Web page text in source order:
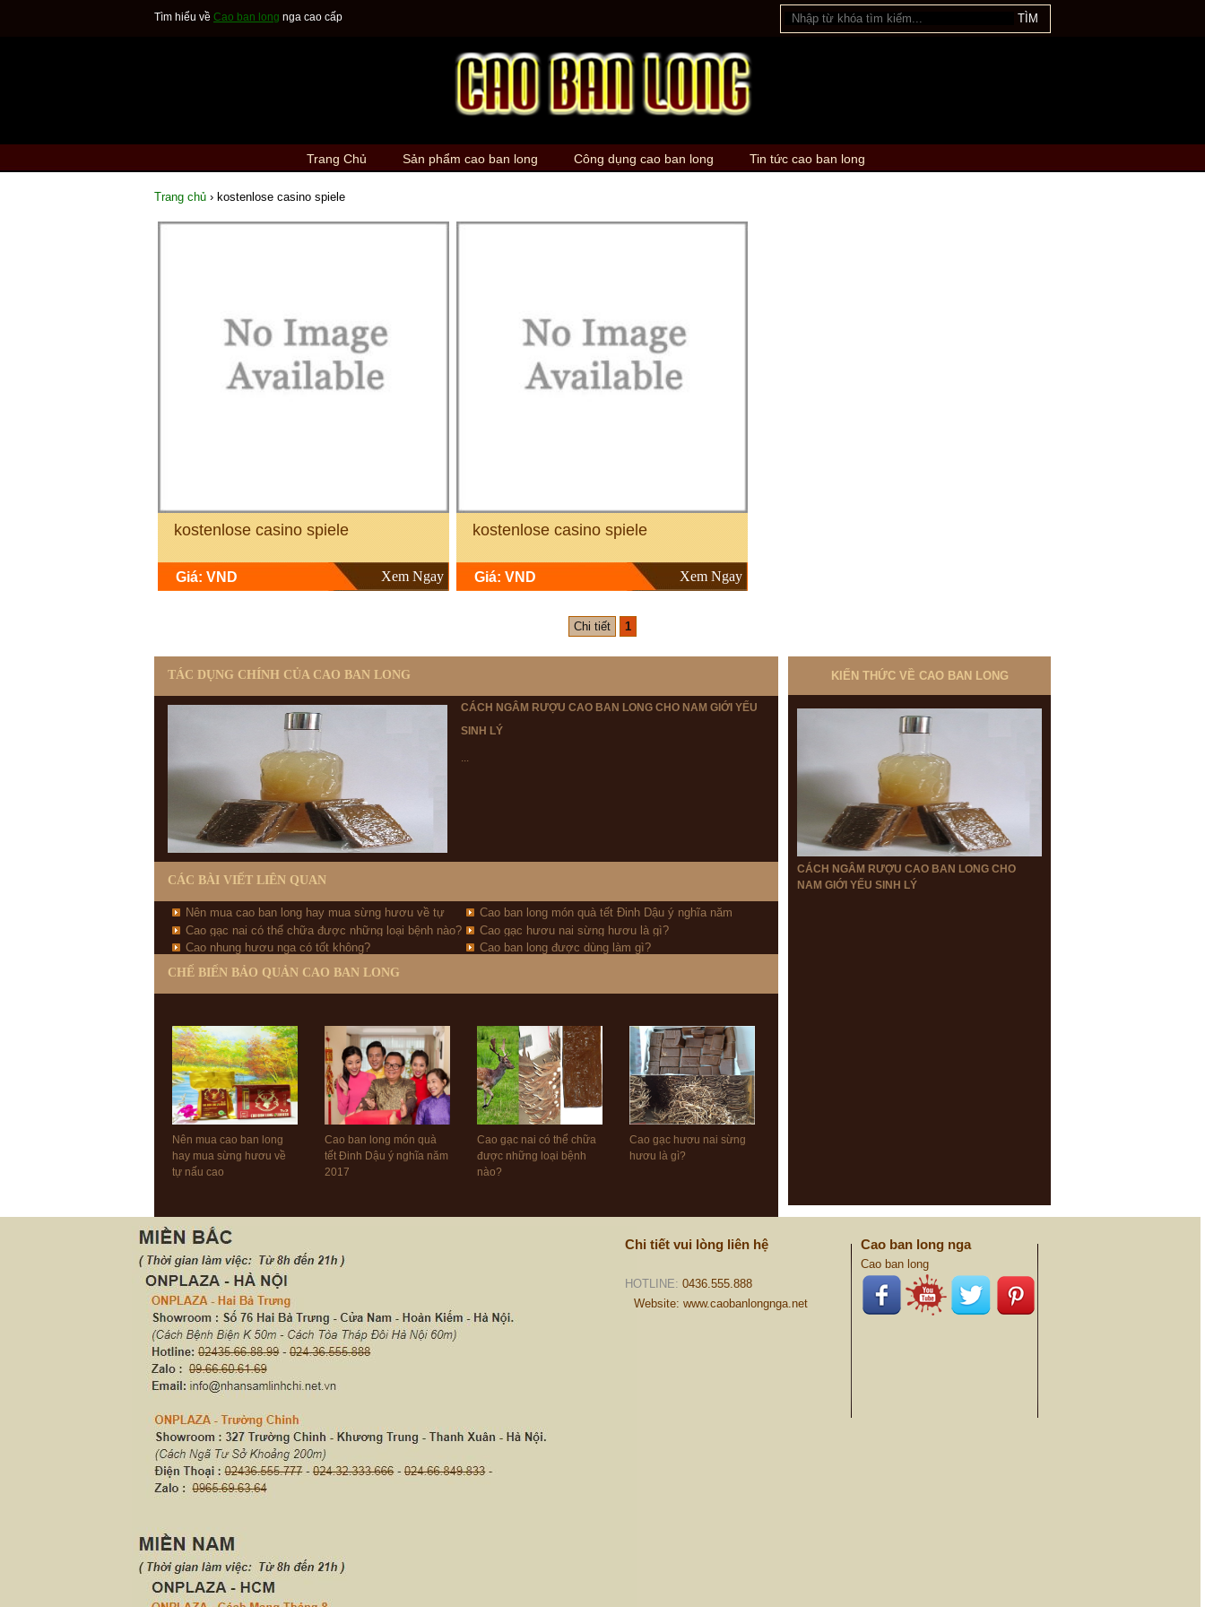
Tìm hiểu về Cao ban long nga cao cấp
Trang Chủ Sản phẩm cao ban long Công dụng cao ban long Tin tức cao ban long
Trang chủ › kostenlose casino spiele
kostenlose casino spiele
Giá: VND Xem Ngay
kostenlose casino spiele
Giá: VND Xem Ngay
Chi tiết 1
TÁC DỤNG CHÍNH CỦA CAO BAN LONG
CÁCH NGÂM RƯỢU CAO BAN LONG CHO NAM GIỚI YẾU
SINH LÝ
...
CÁC BÀI VIẾT LIÊN QUAN
Nên mua cao ban long hay mua sừng hươu về tự
nấu cao
Cao ban long món quà tết Đinh Dậu ý nghĩa năm
2017
Cao gạc nai có thể chữa được những loại bệnh nào?
Cao gạc hươu nai sừng hươu là gì?
Cao nhung hươu nga có tốt không?
Cao ban long được dùng làm gì?
CHẾ BIẾN BẢO QUẢN CAO BAN LONG
Nên mua cao ban long
hay mua sừng hươu về
tự nấu cao
Cao ban long món quà
tết Đinh Dậu ý nghĩa năm
2017
Cao gạc nai có thể chữa
được những loại bệnh
nào?
Cao gạc hươu nai sừng
hươu là gì?
KIẾN THỨC VỀ CAO BAN LONG
CÁCH NGÂM RƯỢU CAO BAN LONG CHO
NAM GIỚI YẾU SINH LÝ
Chi tiết vui lòng liên hệ
HOTLINE: 0436.555.888
Website: www.caobanlongnga.net
Cao ban long nga
Cao ban long